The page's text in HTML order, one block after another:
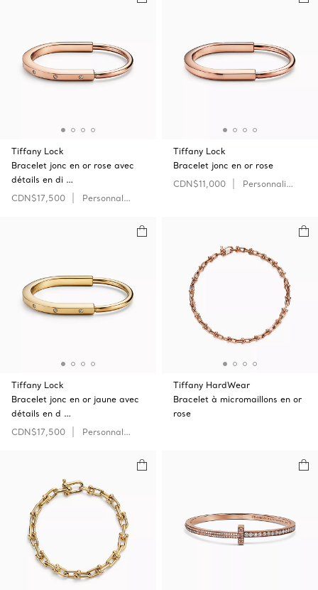
Tiffany Lock
Bracelet jonc en or rose avec
détails en di …
CDN$17,500
Personnaliser
Tiffany Lock
Bracelet jonc en or rose
CDN$11,000
Personnaliser
Tiffany Lock
Bracelet jonc en or jaune avec
détails en d …
CDN$17,500
Personnaliser
Tiffany HardWear
Bracelet à micromaillons en or
rose